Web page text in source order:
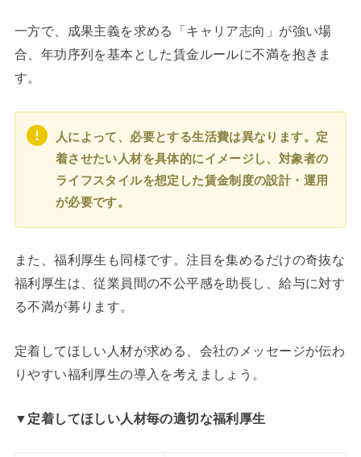
一方で、成果主義を求める「キャリア志向」が強い場
合、年功序列を基本とした賃金ルールに不満を抱きま
す。
人によって、必要とする生活費は異なります。定
着させたい人材を具体的にイメージし、対象者の
ライフスタイルを想定した賃金制度の設計・運用
が必要です。
また、福利厚生も同様です。注目を集めるだけの奇抜な
福利厚生は、従業員間の不公平感を助長し、給与に対す
る不満が募ります。
定着してほしい人材が求める、会社のメッセージが伝わ
りやすい福利厚生の導入を考えましょう。
▼定着してほしい人材毎の適切な福利厚生